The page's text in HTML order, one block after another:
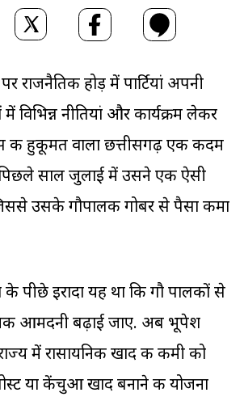
राजनैतिक होड़ में पार्टियां अपनी
विभिन्न नीतियां और कार्यक्रम लेकर
की हुकूमत वाला छत्तीसगढ़ एक कदम
साल जुलाई में उसने एक ऐसी
उसके गौपालक गोबर से पैसा कमा
के पीछे इरादा यह था कि गौ पालकों से
आमदनी बढ़ाई जाए. अब भूपेश
में रासायनिक खाद की कमी को
या केंचुआ खाद बनाने की योजना